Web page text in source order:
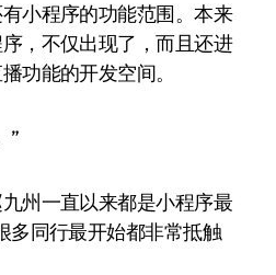
小程序的功能范围。本来
，不仅出现了，而且还进
功能的开发空间。
”
一直以来都是小程序最
多同行最开始都非常抵触